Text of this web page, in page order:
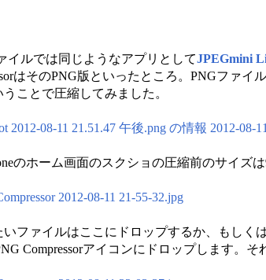
イルでは同じようなアプリとしてJPEGmini
はそのPNG版といったところ。PNGファイ
うことで圧縮してみました。
のホーム画面のスクショの圧縮前のサイズは
いファイルはここにドロップするか、もしく
Compressorアイコンにドロップします。そ